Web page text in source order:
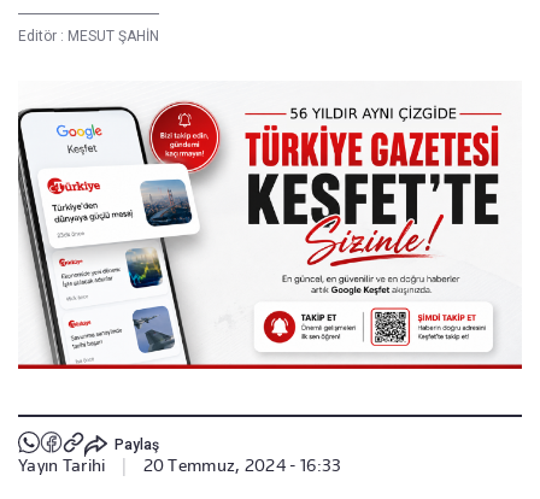
Editör : MESUT ŞAHİN
Paylaş
Yayın Tarihi 20 Temmuz, 2024 - 16:33